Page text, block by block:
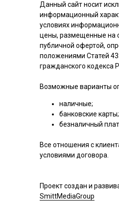
Данный сайт носит
информационный
условиях
цены, размещенные на
публичной офертой,
положениями Статей
гражданского кодекса
Возможные варианты
наличные;
банковские карты;
безналичный
Все отношения с
условиями договора.
Проект создан и
SmittMediaGroup